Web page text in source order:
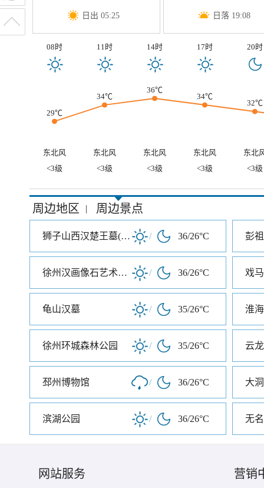
日出 05:25 日落 19:08
08时 11时 14时 17时 20时
29℃
34℃
36℃
34℃
32℃
东北风 东北风 东北风 东北风
东北
<3级
<3级 <3级 <3级 <3级
周边地区 | 周边景点
狮子山西汉楚王墓(陪葬兵马俑坑 / 36/26°C 彭
徐州汉画像石艺术馆北馆 / 36/26°C 戏
龟山汉墓 / 35/26°C 淮
徐州环城森林公园 / 35/26°C 云
邳州博物馆 / 36/26°C 大
滨湖公园 / 36/26°C 无
网站服务 营销